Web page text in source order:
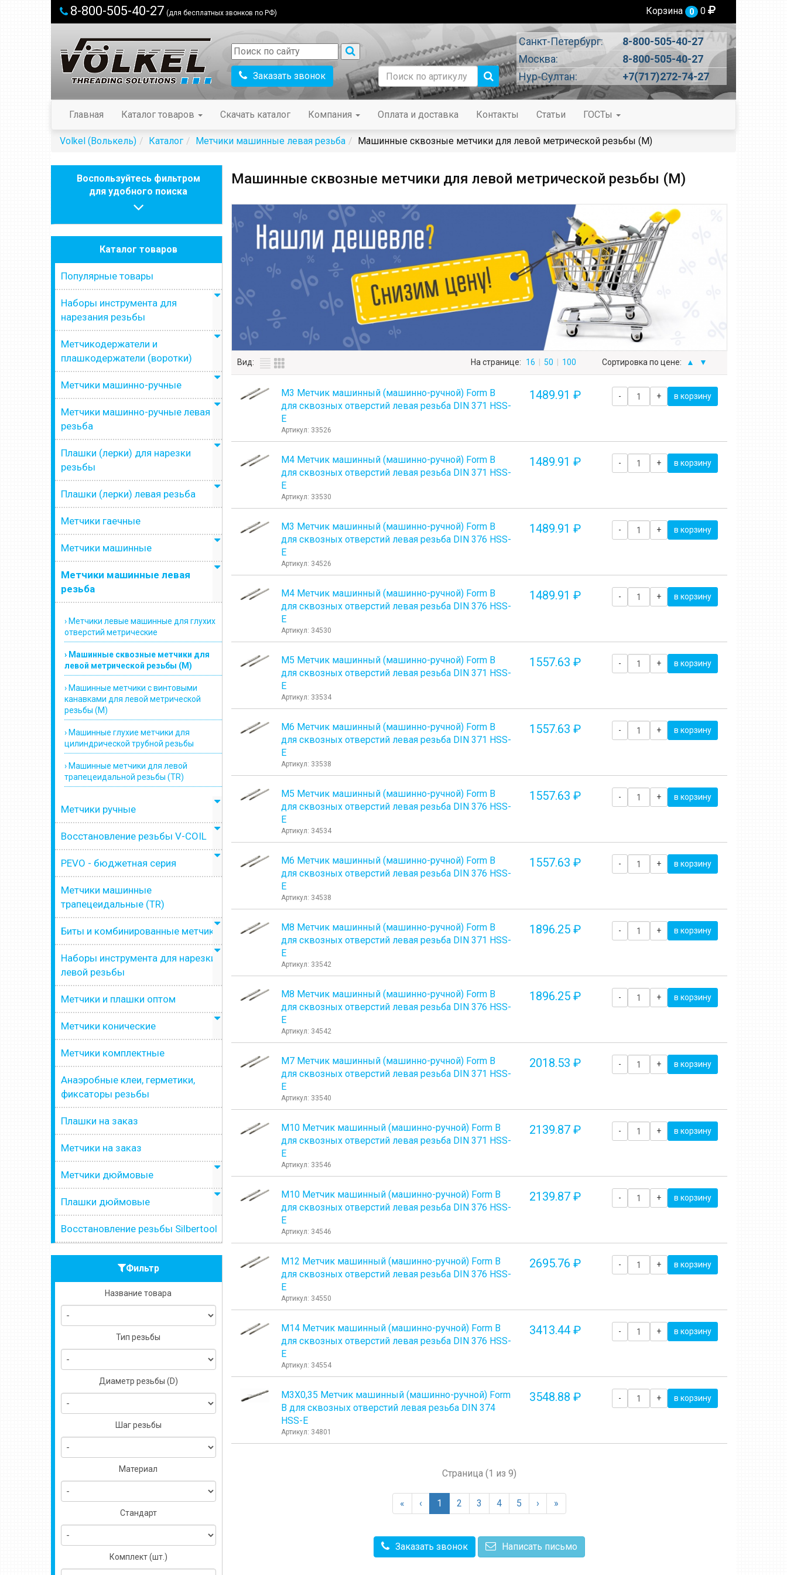
8-800-505-40-27 (для бесплатных звонков по РФ) Корзина 0 0
Заказать звонок
Санкт-Петербург:
8-800-505-40-27
Москва:
8-800-505-40-27
Нур-Султан:
+7(717)272-74-27
Главная Каталог товаров Скачать каталог Компания Оплата и доставка Контакты Статьи ГОСТы
Volkel (Волькель) Каталог Метчики машинные левая резьба Машинные сквозные метчики для левой метрической резьбы (М)
Воспользуйтесь фильтром
для удобного поиска
Каталог товаров
Популярные товары
Наборы инструмента для
нарезания резьбы
Метчикодержатели и
плашкодержатели (воротки)
Метчики машинно-ручные
Метчики машинно-ручные левая
резьба
Плашки (лерки) для нарезки
резьбы
Плашки (лерки) левая резьба
Метчики гаечные
Метчики машинные
Метчики машинные левая
резьба
› Метчики левые машинные для глухих
отверстий метрические
› Машинные сквозные метчики для
левой метрической резьбы (М)
› Машинные метчики с винтовыми
канавками для левой метрической
резьбы (М)
› Машинные глухие метчики для
цилиндрической трубной резьбы
› Машинные метчики для левой
трапецеидальной резьбы (TR)
Метчики ручные
Восстановление резьбы V-COIL
PEVO - бюджетная серия
Метчики машинные
трапецеидальные (TR)
Биты и комбинированные метчики
Наборы инструмента для нарезки
левой резьбы
Метчики и плашки оптом
Метчики конические
Метчики комплектные
Анаэробные клеи, герметики,
фиксаторы резьбы
Плашки на заказ
Метчики на заказ
Метчики дюймовые
Плашки дюймовые
Восстановление резьбы Silbertool
Фильтр
Название товара
Тип резьбы
Диаметр резьбы (D)
Шаг резьбы
Материал
Стандарт
Комплект (шт.)
Машинные сквозные метчики для левой метрической резьбы (М)
Вид: Сортировка по цене: ▲ ▼
На странице: 16 50 100
М3 Метчик машинный (машинно-ручной) Form B
для сквозных отверстий левая резьба DIN 371 HSS-
E
Артикул: 33526
1489.91 ₽ - + в корзину
М4 Метчик машинный (машинно-ручной) Form B
для сквозных отверстий левая резьба DIN 371 HSS-
E
Артикул: 33530
1489.91 ₽ - + в корзину
М3 Метчик машинный (машинно-ручной) Form B
для сквозных отверстий левая резьба DIN 376 HSS-
E
Артикул: 34526
1489.91 ₽ - + в корзину
М4 Метчик машинный (машинно-ручной) Form B
для сквозных отверстий левая резьба DIN 376 HSS-
E
Артикул: 34530
1489.91 ₽ - + в корзину
М5 Метчик машинный (машинно-ручной) Form B
для сквозных отверстий левая резьба DIN 371 HSS-
E
Артикул: 33534
1557.63 ₽ - + в корзину
М6 Метчик машинный (машинно-ручной) Form B
для сквозных отверстий левая резьба DIN 371 HSS-
E
Артикул: 33538
1557.63 ₽ - + в корзину
М5 Метчик машинный (машинно-ручной) Form B
для сквозных отверстий левая резьба DIN 376 HSS-
E
Артикул: 34534
1557.63 ₽ - + в корзину
М6 Метчик машинный (машинно-ручной) Form B
для сквозных отверстий левая резьба DIN 376 HSS-
E
Артикул: 34538
1557.63 ₽ - + в корзину
М8 Метчик машинный (машинно-ручной) Form B
для сквозных отверстий левая резьба DIN 371 HSS-
E
Артикул: 33542
1896.25 ₽ - + в корзину
М8 Метчик машинный (машинно-ручной) Form B
для сквозных отверстий левая резьба DIN 376 HSS-
E
Артикул: 34542
1896.25 ₽ - + в корзину
М7 Метчик машинный (машинно-ручной) Form B
для сквозных отверстий левая резьба DIN 371 HSS-
E
Артикул: 33540
2018.53 ₽ - + в корзину
М10 Метчик машинный (машинно-ручной) Form B
для сквозных отверстий левая резьба DIN 371 HSS-
E
Артикул: 33546
2139.87 ₽ - + в корзину
М10 Метчик машинный (машинно-ручной) Form B
для сквозных отверстий левая резьба DIN 376 HSS-
E
Артикул: 34546
2139.87 ₽ - + в корзину
М12 Метчик машинный (машинно-ручной) Form B
для сквозных отверстий левая резьба DIN 376 HSS-
E
Артикул: 34550
2695.76 ₽ - + в корзину
М14 Метчик машинный (машинно-ручной) Form B
для сквозных отверстий левая резьба DIN 376 HSS-
E
Артикул: 34554
3413.44 ₽ - + в корзину
М3Х0,35 Метчик машинный (машинно-ручной) Form
B для сквозных отверстий левая резьба DIN 374
HSS-E
Артикул: 34801
3548.88 ₽ - + в корзину
Страница (1 из 9)
« ‹ 1 2 3 4 5 › »
Заказать звонок Написать письмо